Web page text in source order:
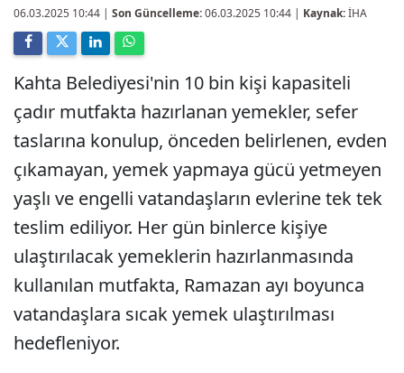
06.03.2025 10:44 | Son Güncelleme:06.03.2025 10:44 | Kaynak:İHA
Kahta Belediyesi'nin 10 bin kişi kapasiteli
çadır mutfakta hazırlanan yemekler, sefer
taslarına konulup, önceden belirlenen, evden
çıkamayan, yemek yapmaya gücü yetmeyen
yaşlı ve engelli vatandaşların evlerine tek tek
teslim ediliyor. Her gün binlerce kişiye
ulaştırılacak yemeklerin hazırlanmasında
kullanılan mutfakta, Ramazan ayı boyunca
vatandaşlara sıcak yemek ulaştırılması
hedefleniyor.